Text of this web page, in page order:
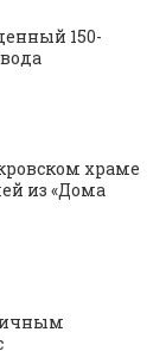
150-
храме
из «Дома